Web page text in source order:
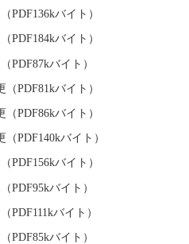
PDF136kバイト）
PDF184kバイト）
PDF87kバイト）
PDF81kバイト）
PDF86kバイト）
PDF140kバイト）
PDF156kバイト）
PDF95kバイト）
PDF111kバイト）
PDF85kバイト）